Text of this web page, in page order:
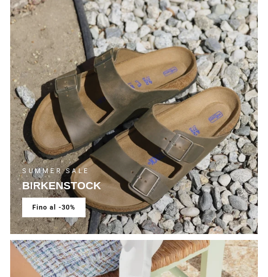
SUMMER SALE
BIRKENSTOCK
fino al -30%